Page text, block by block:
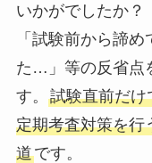
いかがでしたか？
「試験前から諦
た…」等の反省点
す。 試験直前だけ
定期考査対策を行
道です。